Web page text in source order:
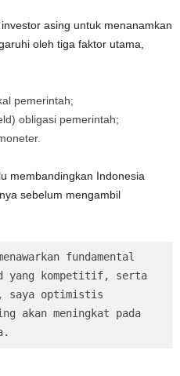
asing untuk menanamkan
oleh tiga faktor utama,
pemerintah;
obligasi pemerintah;
membandingkan Indonesia
sebelum mengambil
fundamental
yang kompetitif, serta
saya optimistis
akan meningkat pada